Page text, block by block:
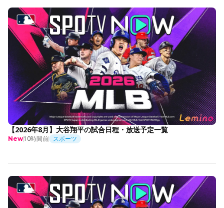
【2026年8月】大谷翔平の試合日程・放送予定一覧
New10時間前 スポーツ